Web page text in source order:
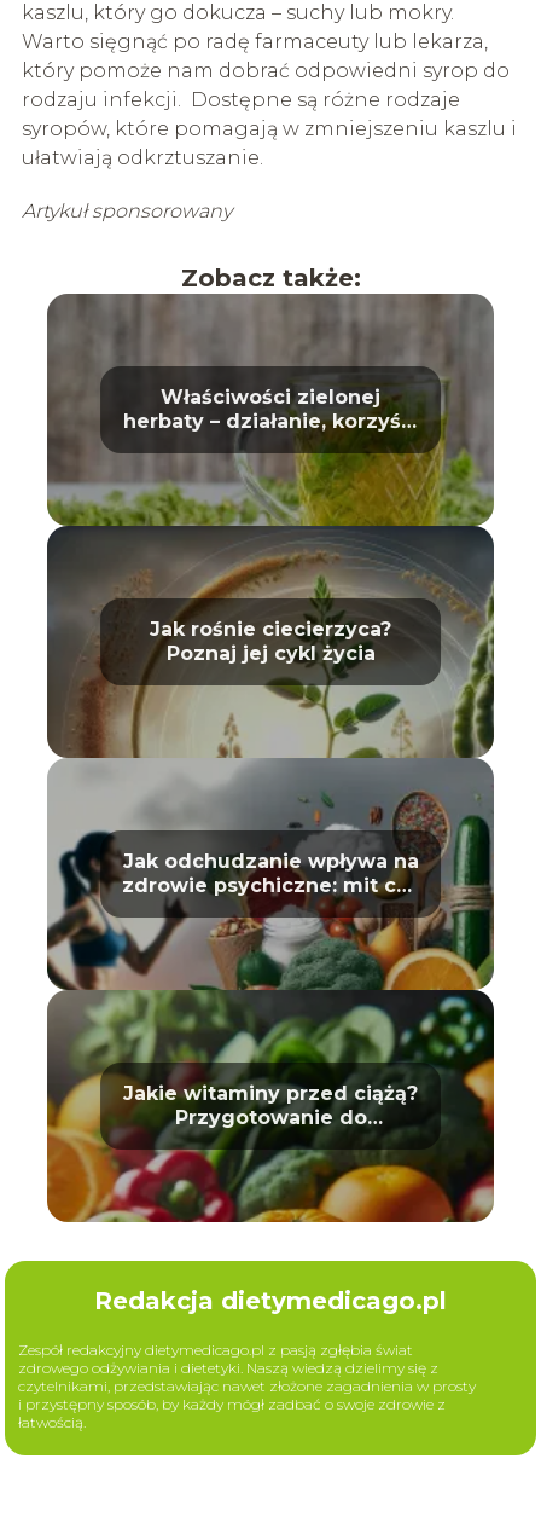
kaszlu, który go dokucza – suchy lub mokry.
Warto sięgnąć po radę farmaceuty lub lekarza,
który pomoże nam dobrać odpowiedni syrop do
rodzaju infekcji. Dostępne są różne rodzaje
syropów, które pomagają w zmniejszeniu kaszlu i
ułatwiają odkrztuszanie.
Artykuł sponsorowany
Zobacz także:
Właściwości zielonej
herbaty – działanie, korzyści
i wpływ na zdrowie
Jak rośnie ciecierzyca?
Poznaj jej cykl życia
Jak odchudzanie wpływa na
zdrowie psychiczne: mit czy
prawda?
Jakie witaminy przed ciążą?
Przygotowanie do
macierzyństwa
Redakcja dietymedicago.pl
Zespół redakcyjny dietymedicago.pl z pasją zgłębia świat
zdrowego odżywiania i dietetyki. Naszą wiedzą dzielimy się z
czytelnikami, przedstawiając nawet złożone zagadnienia w prosty
i przystępny sposób, by każdy mógł zadbać o swoje zdrowie z
łatwością.